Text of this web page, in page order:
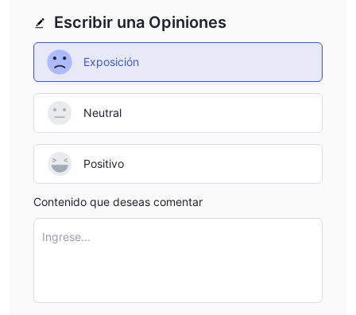
Escribir una Opiniones
Exposición
Neutral
Positivo
Contenido que deseas comentar
Ingrese...